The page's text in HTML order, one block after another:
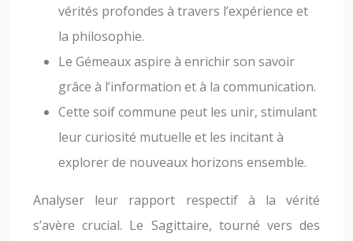
vérités profondes à travers l’expérience et
la philosophie.
Le Gémeaux aspire à enrichir son savoir
grâce à l’information et à la communication.
Cette soif commune peut les unir, stimulant
leur curiosité mutuelle et les incitant à
explorer de nouveaux horizons ensemble.
Analyser leur rapport respectif à la vérité
s’avère crucial. Le Sagittaire, tourné vers des